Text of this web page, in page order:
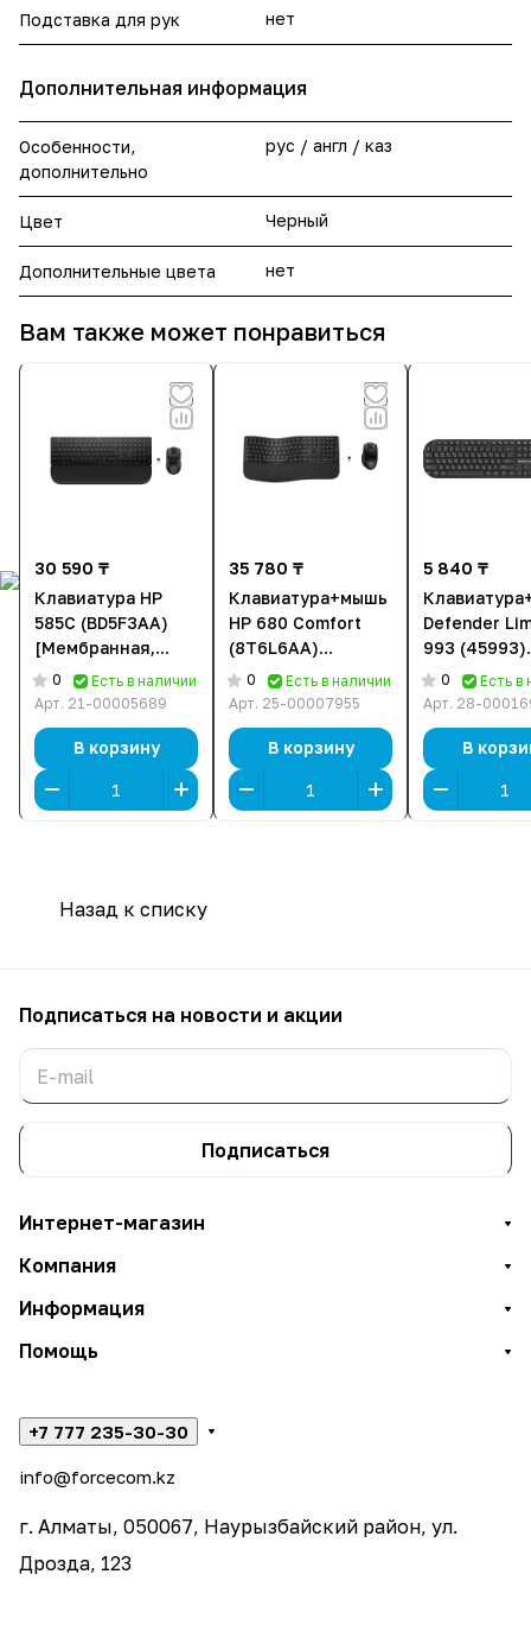
Подставка для рук нет
Дополнительная информация
Особенности,
дополнительно
рус / англ / каз
Цвет Черный
Дополнительные цвета нет
Вам также может понравиться
30 590 ₸
Клавиатура HP
585C (BD5F3AA)
[Мембранная,
беспроводная,
клавиш -, черная]
0
Есть в наличии
Арт. 21-00005689
В корзину
35 780 ₸
Клавиатура+мышь
HP 680 Comfort
(8T6L6AA)
[мембранная,
беспроводная,
0
Есть в наличии
Арт. 25-00007955
В корзину
5 840 ₸
Defender
993 (45993)
0
Есть в
Арт. 28-
В
Назад к списку
Подписаться на новости и акции
Подписаться
Интернет-магазин
Компания
Информация
Помощь
+7 777 235-30-30
info@forcecom.kz
г. Алматы, 050067, Наурызбайский район, ул.
Дрозда, 123